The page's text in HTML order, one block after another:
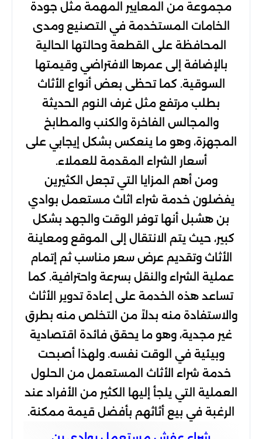
مجموعة من المعايير المهمة مثل جودة
الخامات المستخدمة في التصنيع ومدى
المحافظة على القطعة وحالتها الحالية
بالإضافة إلى عمرها الافتراضي وقيمتها
السوقية. كما تحظى بعض أنواع الأثاث
بطلب مرتفع مثل غرف النوم الحديثة
والمجالس الفاخرة والكنب والمطابخ
المجهزة، وهو ما ينعكس بشكل إيجابي على
أسعار الشراء المقدمة للعملاء.
ومن أهم المزايا التي تجعل الكثيرين
يفضلون خدمة شراء اثاث مستعمل بوادي
بن هشبل أنها توفر الوقت والجهد بشكل
كبير، حيث يتم الانتقال إلى الموقع ومعاينة
الأثاث وتقديم عرض سعر مناسب ثم إتمام
عملية الشراء والنقل بسرعة واحترافية. كما
تساعد هذه الخدمة على إعادة تدوير الأثاث
والاستفادة منه بدلاً من التخلص منه بطرق
غير مجدية، وهو ما يحقق فائدة اقتصادية
وبيئية في الوقت نفسه. ولهذا أصبحت
خدمة شراء الأثاث المستعمل من الحلول
العملية التي يلجأ إليها الكثير من الأفراد عند
الرغبة في بيع أثاثهم بأفضل قيمة ممكنة.